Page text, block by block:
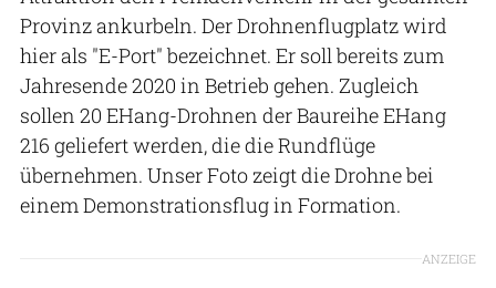
Provinz ankurbeln. Der Drohnenflugplatz wird
hier als "E-Port" bezeichnet. Er soll bereits zum
Jahresende 2020 in Betrieb gehen. Zugleich
sollen 20 EHang-Drohnen der Baureihe EHang
216 geliefert werden, die die Rundflüge
übernehmen. Unser Foto zeigt die Drohne bei
einem Demonstrationsflug in Formation.
ANZEIGE